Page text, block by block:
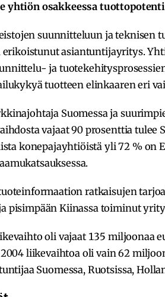
yhtiön osakkeessa
suunnitteluun ja teknisen
asiantuntijayritys.
ja
tuotteen elinkaaren eri
Suomessa ja
vajaat 90 prosenttia tulee
konepajayhtiöistä yli 72 % on
ratkaisujen
pisimpään Kiinassa toiminut
oli vajaat 135 miljoonaa
liikevaihtoa oli vain 62
Suomessa, Ruotsissa,